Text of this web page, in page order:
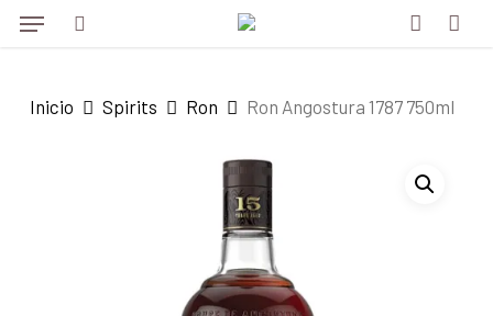
Skip
content
Menu
Inicio Spirits Ron Ron Angostura 1787 750ml
Menu